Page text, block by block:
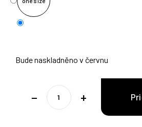
Bude naskladněno v červnu
+
−